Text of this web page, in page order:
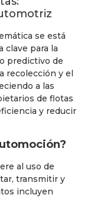
se está
clave para la
predictivo de
recolección y el
a las
de flotas
y reducir
al uso de
transmitir y
incluyen